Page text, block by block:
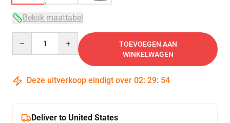
Bekijk maattabel
TOEVOEGEN AAN
WINKELWAGEN
Deze uitverkoop eindigt over 02: 29: 54
Deliver to United States